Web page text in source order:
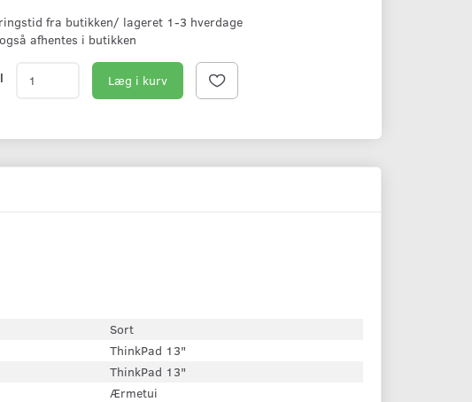
fra butikken/ lageret 1-3 hverdage
afhentes i butikken
Læg i kurv
Sort
ThinkPad 13"
ThinkPad 13"
Ærmetui